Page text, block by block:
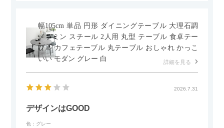
幅105cm 単品 円形 ダイニングテーブル 大理石調
メラミン スチール 2人用 丸型 テーブル 食卓テー
ブル カフェテーブル 丸テーブル おしゃれ かっこ
いい モダン グレー 白
詳細を見る
2026.7.31
デザインはGOOD
色：グレー